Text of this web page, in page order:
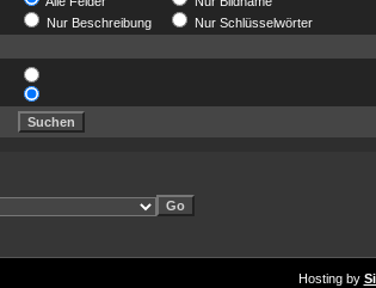
Nur Beschreibung
Nur Schlüsselwörter
Hosting by